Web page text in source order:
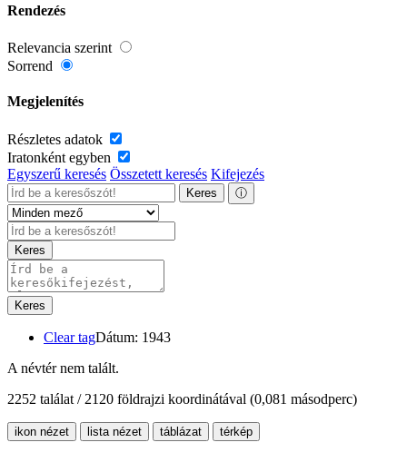
Rendezés
Relevancia szerint
Sorrend
Megjelenítés
Részletes adatok
Iratonként egyben
Egyszerű keresés Összetett keresés Kifejezés
Keres ⓘ
Keres
Keres
Clear tagDátum: 1943
A névtér nem talált.
2252 találat / 2120 földrajzi koordinátával (0,081 másodperc)
ikon nézet lista nézet táblázat térkép